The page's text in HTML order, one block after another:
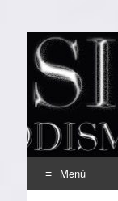
EL
Periodismo
Menú